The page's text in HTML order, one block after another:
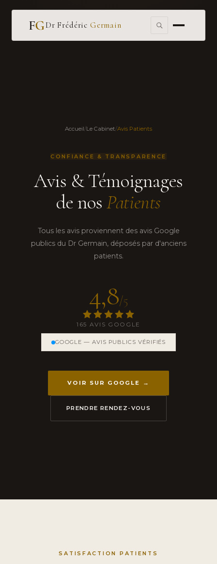
Dr Frédéric Germain
Accueil/Le Cabinet/Avis Patients
CONFIANCE & TRANSPARENCE
Avis & Témoignages
de nosPatients
Tous les avis proviennent des avis Google
publics du Dr Germain, déposés par d'anciens
patients.
4,8/5
165 AVIS GOOGLE
GOOGLE — AVIS PUBLICS VÉRIFIÉS
VOIR SUR GOOGLE →
PRENDRE RENDEZ-VOUS
SATISFACTION PATIENTS